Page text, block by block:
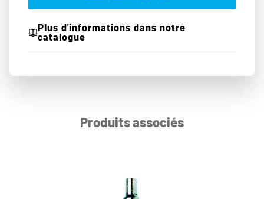
Plus d'informations dans notre
catalogue
Produits associés